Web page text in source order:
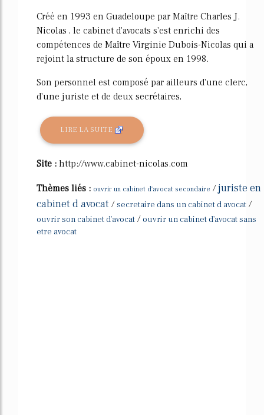
Créé en 1993 en Guadeloupe par Maître Charles J.
Nicolas , le cabinet d'avocats s'est enrichi des
compétences de Maître Virginie Dubois-Nicolas qui a
rejoint la structure de son époux en 1998.
Son personnel est composé par ailleurs d'une clerc,
d'une juriste et de deux secrétaires,
LIRE LA SUITE
Site : http://www.cabinet-nicolas.com
Thèmes liés : ouvrir un cabinet d'avocat secondaire /juriste en
cabinet d avocat /secretaire dans un cabinet d avocat /
ouvrir son cabinet d'avocat / ouvrir un cabinet d'avocat sans
etre avocat